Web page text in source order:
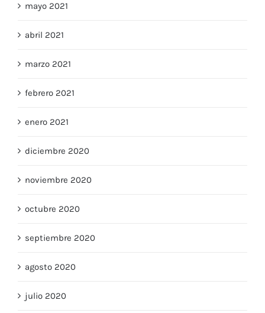
mayo 2021
abril 2021
marzo 2021
febrero 2021
enero 2021
diciembre 2020
noviembre 2020
octubre 2020
septiembre 2020
agosto 2020
julio 2020